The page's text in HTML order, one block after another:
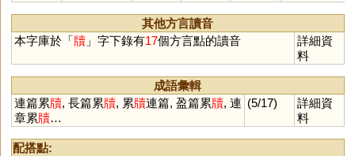
其他方言讀音
本字庫於「牘」字下錄有17個方言點的讀音
詳細資
料
成語彙輯
連篇累牘, 長篇累牘, 累牘連篇, 盈篇累牘, 連
章累牘…
(5/17)
詳細資
料
配搭點: